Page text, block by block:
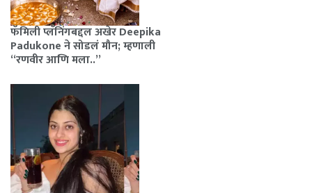
फॅमिली प्लॅनिंगबद्दल अखेर Deepika
Padukone ने सोडलं मौन; म्हणाली
“रणवीर आणि मला..”